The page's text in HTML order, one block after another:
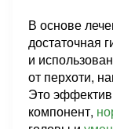
В основе
достаточная
и
от перхоти,
Это
компонент,